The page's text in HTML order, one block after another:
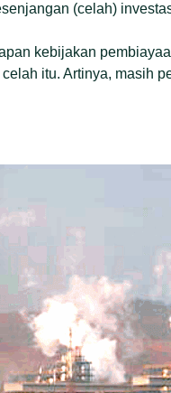
(celah)
kebijakan
itu. Artinya, masih